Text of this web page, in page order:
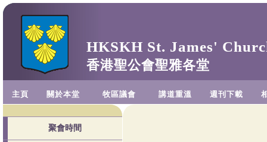
HKSKH St. James'
香港聖公會聖雅各堂
主頁 關於本堂 牧區議會 講道重溫 週刊下載
聚會時間